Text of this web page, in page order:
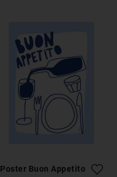
Poster Buon Appetito